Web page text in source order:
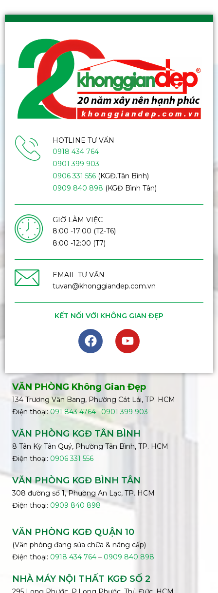
HOTLINE TƯ VẤN
0918 434 764
0901 399 903
0906 331 556(KGĐ.Tân Bình)
0909 840 898 (KGĐ Bình Tân)
GIỜ LÀM VIỆC
8:00 -17:00 (T2-T6)
8:00 -12:00 (T7)
EMAIL TƯ VẤN
tuvan@khonggiandep.com.vn
KẾT NỐI VỚI KHÔNG GIAN ĐẸP
VĂN PHÒNG Không Gian Đẹp
134 Trương Văn Bang, Phường Cát Lái, TP. HCM
Điện thoại:091 843 4764– 0901 399 903
VĂN PHÒNG KGĐ TÂN BÌNH
8 Tân Kỳ Tân Quý, Phường Tân Bình, TP. HCM
Điện thoại: 0906 331 556
VĂN PHÒNG KGĐ BÌNH TÂN
308 đường số 1, Phường An Lạc, TP. HCM
Điện thoại: 0909 840 898
VĂN PHÒNG KGĐ QUẬN 10
(Văn phòng đang sửa chữa & nâng cấp)
Điện thoại: 0918 434 764 – 0909 840 898
NHÀ MÁY NỘI THẤT KGĐ SỐ 2